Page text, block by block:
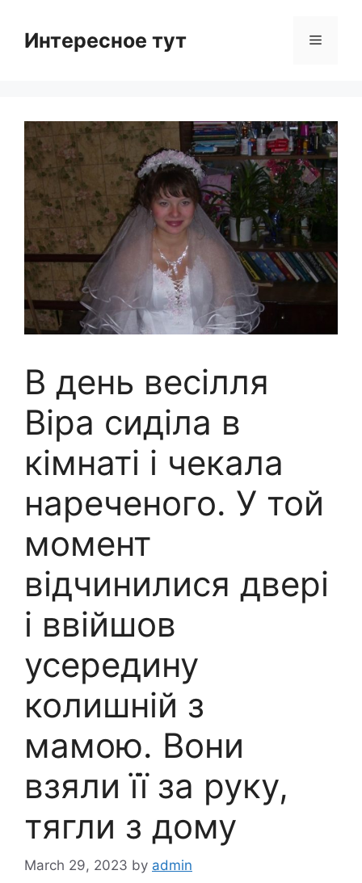
contentИнтересное тут Menu
В день весілля
Віра сиділа в
кімнаті і чекала
нареченого. У той
момент
відчинилися двері
і ввійшов
усередину
колишній з
мамою. Вони
взяли її за руку,
тягли з дому
March 29, 2023 by admin